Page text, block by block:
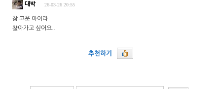
대박 26-03-26 20:55
참 고운 아이라
찿아가고 싶어요..
추천하기